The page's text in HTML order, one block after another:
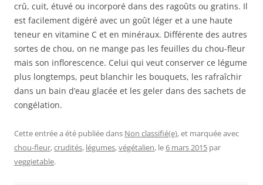
crû, cuit, étuvé ou incorporé dans des ragoûts ou gratins. Il
est facilement digéré avec un goût léger et a une haute
teneur en vitamine C et en minéraux. Différente des autres
sortes de chou, on ne mange pas les feuilles du chou-fleur
mais son inflorescence. Celui qui veut conserver ce légume
plus longtemps, peut blanchir les bouquets, les rafraîchir
dans un bain d’eau glacée et les geler dans des sachets de
congélation.
Cette entrée a été publiée dans Non classifié(e), et marquée avec
chou-fleur,crudités, légumes,végétalien, le6 mars 2015 par
veggietable.